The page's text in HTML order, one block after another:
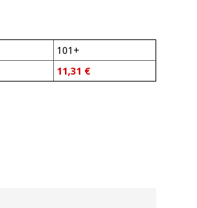
101+
11,31 €